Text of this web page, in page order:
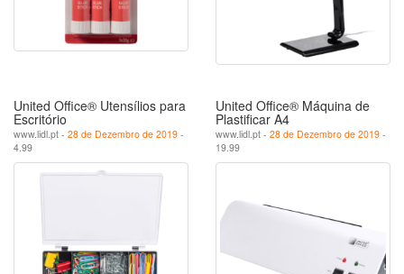
United Office® Utensílios para
Escritório
www.lidl.pt - 28 de Dezembro de 2019 -
4.99
United Office® Máquina de
Plastificar A4
www.lidl.pt - 28 de Dezembro de 2019 -
19.99